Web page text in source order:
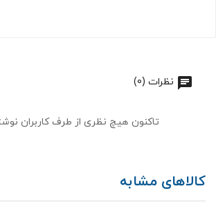
نظرات (0)
تاکنون هیچ نظری از طرف کاربران
کالاهای مشابه